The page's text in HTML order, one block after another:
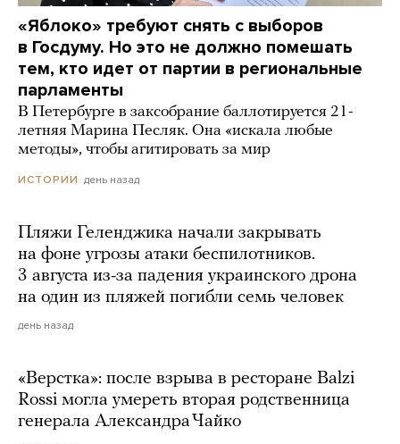
«Яблоко» требуют снять с выборов
в Госдуму. Но это не должно помешать
тем, кто идет от партии в региональные
парламенты
В Петербурге в заксобрание баллотируется 21-
летняя Марина Песляк. Она «искала любые
методы», чтобы агитировать за мир
ИСТОРИИ день назад
Пляжи Геленджика начали закрывать
на фоне угрозы атаки беспилотников.
3 августа из-за падения украинского дрона
на один из пляжей погибли семь человек
день назад
«Верстка»: после взрыва в ресторане Balzi
Rossi могла умереть вторая родственница
генерала Александра Чайко